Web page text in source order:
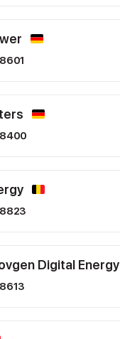
8601
8400
8823
Digital Energy
8613